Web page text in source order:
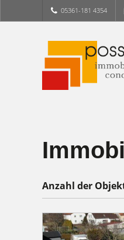
05361-181 4354
Anzahl der